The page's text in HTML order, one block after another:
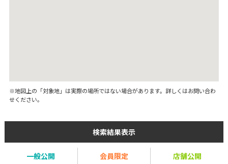
※地図上の「対象地」は実際の場所ではない場合があります。詳しくはお問い合わ
せください。
検索結果表示
一般公開 会員限定 店舗公開